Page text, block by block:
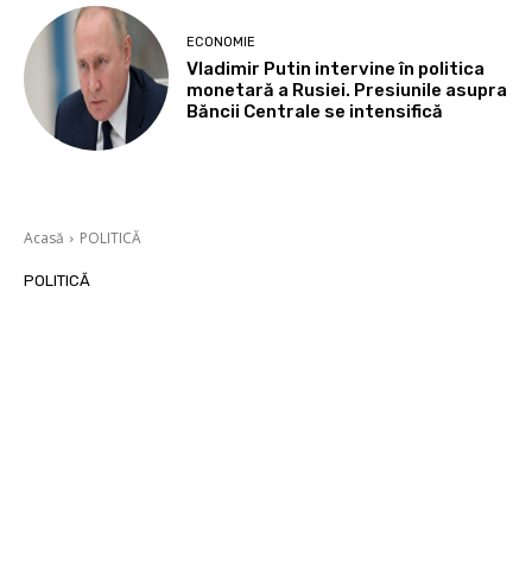
ECONOMIE
Vladimir Putin intervine în politica
monetară a Rusiei. Presiunile asupra
Băncii Centrale se intensifică